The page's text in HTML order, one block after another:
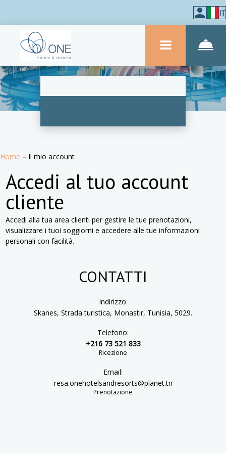
IT
Home – Il mio account
Accedi al tuo account
cliente
Accedi alla tua area clienti per gestire le tue prenotazioni,
visualizzare i tuoi soggiorni e accedere alle tue informazioni
personali con facilità.
CONTATTI
Indirizzo:
Skanes, Strada turistica, Monastir, Tunisia, 5029.
Telefono:
+216 73 521 833
Ricezione
Email:
resa.onehotelsandresorts@planet.tn
Prenotazione